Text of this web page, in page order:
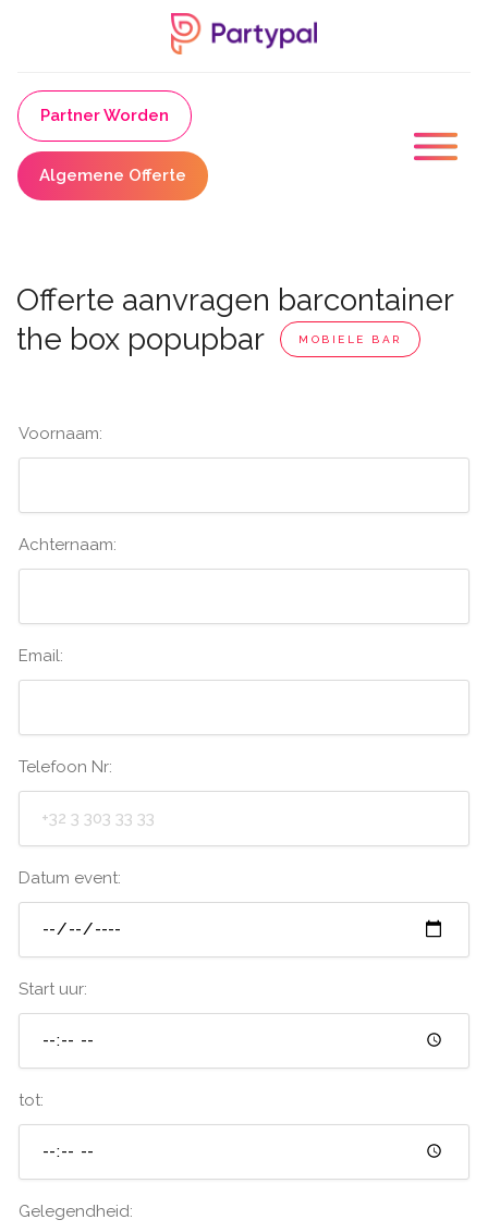
Partner Worden
Algemene Offerte
Offerte aanvragen barcontainer
the box popupbar
MOBIELE BAR
Voornaam:
Achternaam:
Email:
Telefoon Nr:
Datum event:
Start uur:
tot:
Gelegendheid: